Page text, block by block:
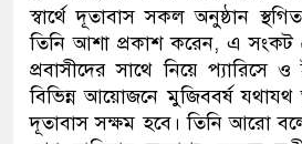
স্বার্থে দূতাবাস সকল অনুষ্ঠান
তিনি আশা প্রকাশ করেন, এ সংকট
প্রবাসীদের সাথে নিয়ে প্যারিসে
বিভিন্ন আয়োজনে মুজিববর্ষ
দূতাবাস সক্ষম হবে। তিনি আরো